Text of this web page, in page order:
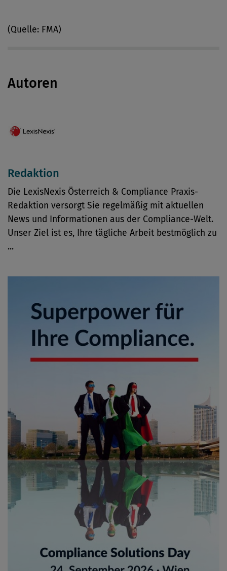
(Quelle: FMA)
Autoren
Redaktion
Die LexisNexis Österreich & Compliance Praxis-
Redaktion versorgt Sie regelmäßig mit aktuellen
News und Informationen aus der Compliance-Welt.
Unser Ziel ist es, Ihre tägliche Arbeit bestmöglich zu
...